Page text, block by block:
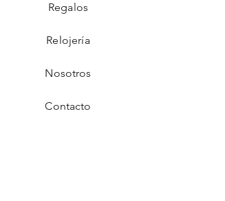
Regalos
Relojería
Nosotros
Contacto